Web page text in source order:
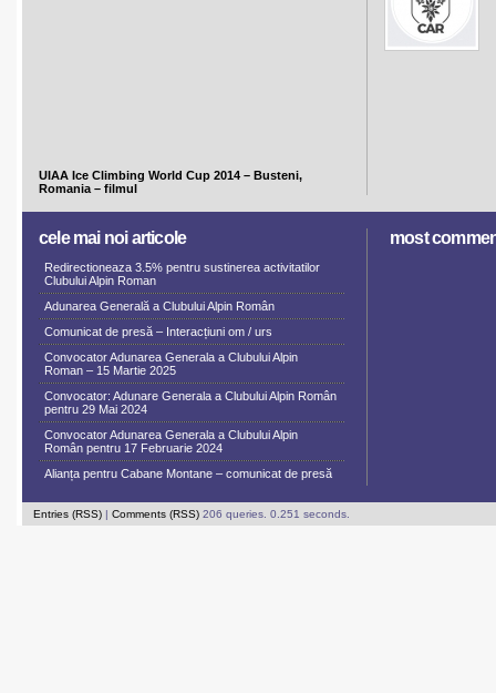
UIAA Ice Climbing World Cup 2014 – Busteni,
Romania – filmul
cele mai noi articole
Redirectioneaza 3.5% pentru sustinerea activitatilor
Clubului Alpin Roman
Adunarea Generală a Clubului Alpin Român
Comunicat de presă – Interacțiuni om / urs
Convocator Adunarea Generala a Clubului Alpin
Roman – 15 Martie 2025
Convocator: Adunare Generala a Clubului Alpin Român
pentru 29 Mai 2024
Convocator Adunarea Generala a Clubului Alpin
Român pentru 17 Februarie 2024
Alianța pentru Cabane Montane – comunicat de presă
most
Entries (RSS) | Comments (RSS) 206 queries. 0.251 seconds.